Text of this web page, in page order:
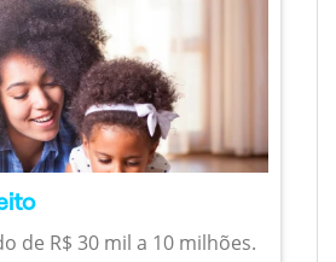
de R$ 30 mil a 10 milhões.